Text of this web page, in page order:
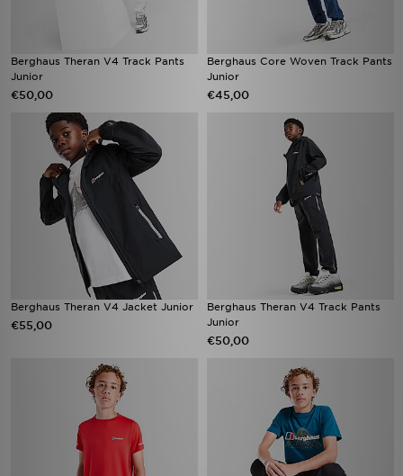
Berghaus Theran V4 Track Pants
Junior
€50,00
Berghaus Core Woven Track Pants
Junior
€45,00
Berghaus Theran V4 Jacket Junior
€55,00
Berghaus Theran V4 Track Pants
Junior
€50,00